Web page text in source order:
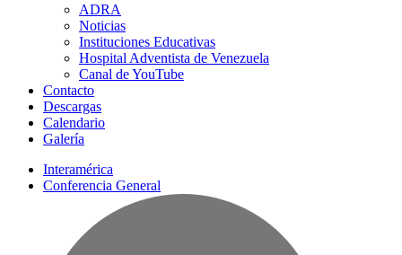
ADRA
Noticias
Instituciones Educativas
Hospital Adventista de Venezuela
Canal de YouTube
Contacto
Descargas
Calendario
Galería
Interamérica
Conferencia General